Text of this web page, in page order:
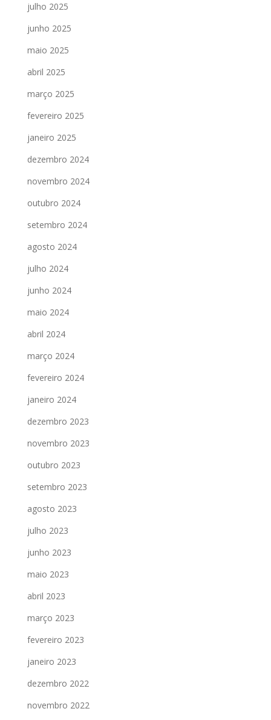
julho 2025
junho 2025
maio 2025
abril 2025
março 2025
fevereiro 2025
janeiro 2025
dezembro 2024
novembro 2024
outubro 2024
setembro 2024
agosto 2024
julho 2024
junho 2024
maio 2024
abril 2024
março 2024
fevereiro 2024
janeiro 2024
dezembro 2023
novembro 2023
outubro 2023
setembro 2023
agosto 2023
julho 2023
junho 2023
maio 2023
abril 2023
março 2023
fevereiro 2023
janeiro 2023
dezembro 2022
novembro 2022